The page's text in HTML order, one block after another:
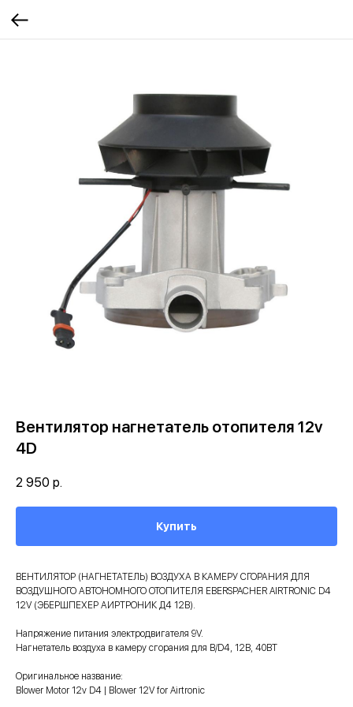
Вентилятор нагнетатель отопителя 12v
4D
2 950 р.
Купить
ВЕНТИЛЯТОР (НАГНЕТАТЕЛЬ) ВОЗДУХА В КАМЕРУ СГОРАНИЯ ДЛЯ
ВОЗДУШНОГО АВТОНОМНОГО ОТОПИТЕЛЯ EBERSPACHER AIRTRONIC D4
12V (ЭБЕРШПЕХЕР АИРТРОНИК Д4 12В).
Напряжение питания электродвигателя 9V.
Нагнетатель воздуха в камеру сгорания для B/D4, 12В, 40ВТ
Оригинальное название:
Blower Motor 12v D4 | Blower 12V for Airtronic